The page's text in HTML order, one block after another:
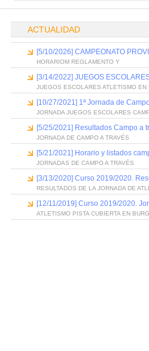
ACTUALIDAD
[5/10/2026] CAMPEONATO
HORARIOM REGLAMENTO Y
[3/14/2022] JUEGOS
JUEGOS ESCOLARES ATLETISMO EN
[10/27/2021] 1ª Jornada de
JORNADA JUEGOS ESCOLARES
[5/25/2021] Resultados Campo a
JORNADA DE CAMPO A TRAVÉS
[5/21/2021] Horario y listados
JORNADAS DE CAMPO A TRAVÉS
[3/13/2020] Curso 2019/2020.
RESULTADOS DE LA JORNADA DE
[12/11/2019] Curso 2019/2020.
ATLETISMO PISTA CUBIERTA EN